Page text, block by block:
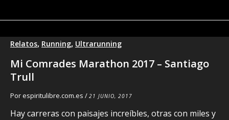
Relatos, Running, Ultrarunning
Mi Comrades Marathon 2017 – Santiago
Trull
Porespiritulibre.com.es / 21 JUNIO, 2017
Hay carreras con paisajes increíbles, otras con miles y